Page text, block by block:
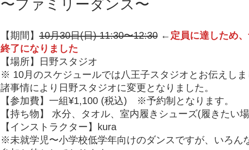
〜ファミリーダンス〜
【期間】10月30日(日) 11:30〜12:30← 定員に達しため
終了になりました
【場所】日野スタジオ
※ 10月のスケジュールでは八王子スタジオとお伝えしま
諸事情により日野スタジオに変更となりました。
【参加費】一組¥1,100 (税込) ※予約制となります。
【持ち物】 水分、タオル、室内履きシューズ(履きたい
【インストラクター】kura
※未就学児〜小学校低学年向けのダンスですが、いろん